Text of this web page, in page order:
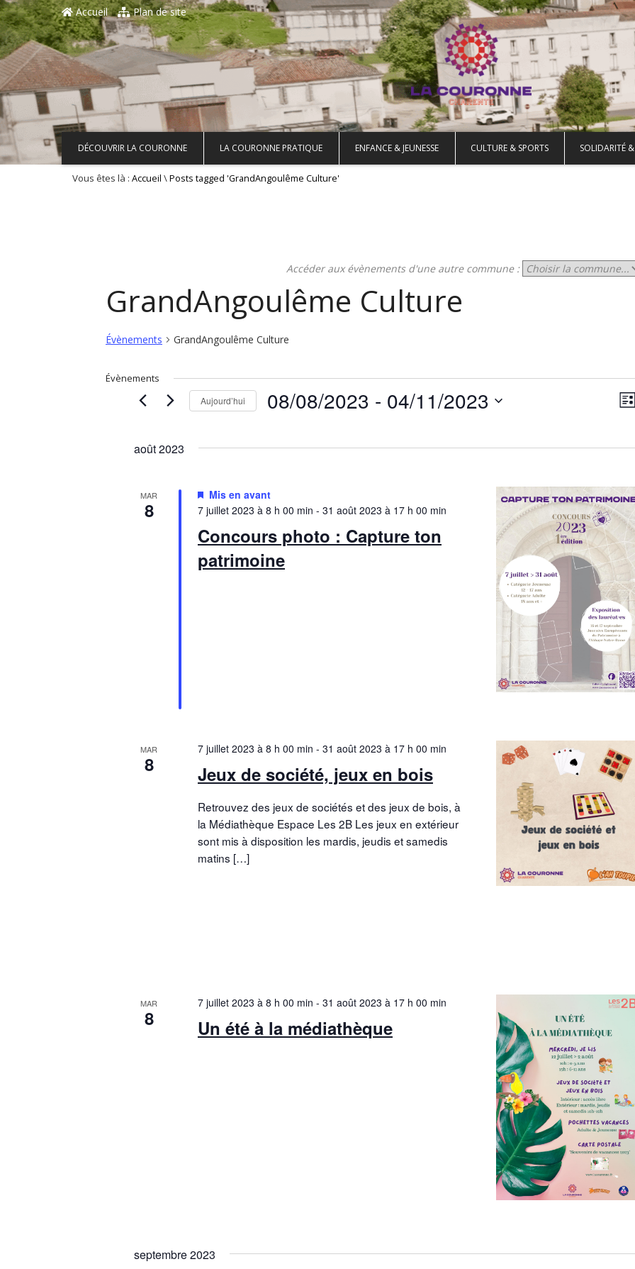
Aller au contenu principal
Accueil
Plan de site
DÉCOUVRIR LA COURONNE LA COURONNE PRATIQUE ENFANCE & JEUNESSE CULTURE & SPORTS SOLIDARITÉ
Vous êtes là : Accueil \Posts tagged 'GrandAngoulême Culture'
Accéder aux évènements d'une autre commune :
GrandAngoulême Culture
Évènements GrandAngoulême Culture
Évènements
N
v
g
a
t
i
o
n
p
a
o
n
s
u
t
n
N
g
a
t
i
o
n
d
e
v
e
É
v
n
Liste
Aujourd’hui 08/08/2023 - 04/11/2023
date.
août 2023
MAR
8
Concours photo : Capture ton
patrimoine
Mis en avant
7 juillet 2023 à 8 h 00 min - 31 août 2023 à 17 h 00 min
MAR
8 Jeux de société, jeux en bois
7 juillet 2023 à 8 h 00 min - 31 août 2023 à 17 h 00 min
Retrouvez des jeux de sociétés et des jeux de bois, à
la Médiathèque Espace Les 2B Les jeux en extérieur
sont mis à disposition les mardis, jeudis et samedis
matins […]
MAR
8 Un été à la médiathèque
7 juillet 2023 à 8 h 00 min - 31 août 2023 à 17 h 00 min
septembre 2023